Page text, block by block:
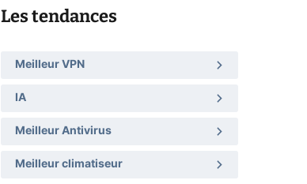
Les tendances
Meilleur VPN
IA
Meilleur Antivirus
Meilleur climatiseur